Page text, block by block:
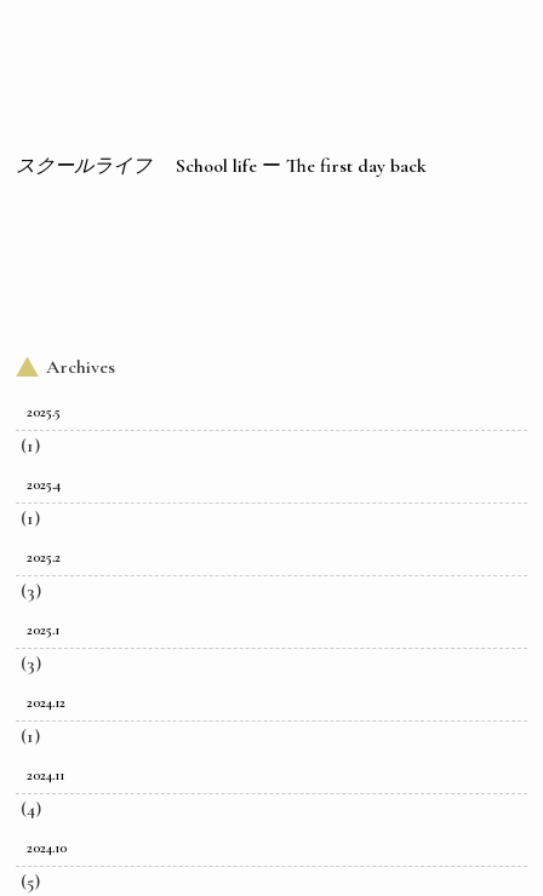
スクールライフ School life ー The first day back
Archives
2025.5
(1)
2025.4
(1)
2025.2
(3)
2025.1
(3)
2024.12
(1)
2024.11
(4)
2024.10
(5)